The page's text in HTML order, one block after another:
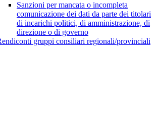
Sanzioni per mancata o incompleta
comunicazione dei dati da parte dei titolari
di incarichi politici, di amministrazione, di
direzione o di governo
gruppi consiliari regionali/provinciali